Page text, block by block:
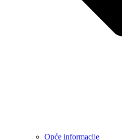
Opće informacije